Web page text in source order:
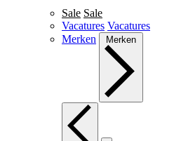
Sale Sale
Vacatures Vacatures
Merken
Merken